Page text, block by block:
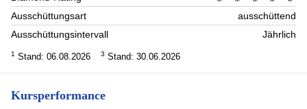
Ausschüttungsart
ausschüttend
Ausschüttungsintervall
Jährlich
1 Stand: 06.08.2026 3 Stand: 30.06.2026
Kursperformance